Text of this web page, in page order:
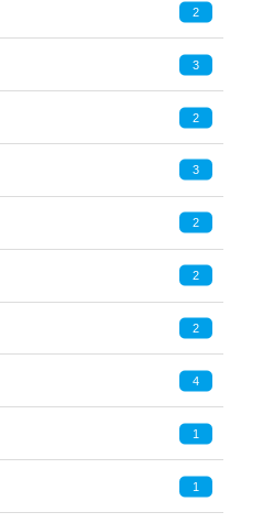
2
3
2
3
2
2
2
4
1
1